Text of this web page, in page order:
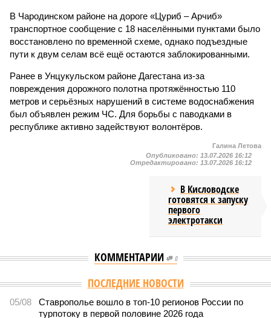
В Чародинском районе на дороге «Цуриб – Арчиб»
транспортное сообщение с 18 населёнными пунктами было
восстановлено по временной схеме, однако подъездные
пути к двум селам всё ещё остаются заблокированными.
Ранее в Унцукульском районе Дагестана из-за
повреждения дорожного полотна протяжённостью 110
метров и серьёзных нарушений в системе водоснабжения
был объявлен режим ЧС. Для борьбы с паводками в
республике активно задействуют волонтёров.
Галина Летова
Опубликовано: 13.07.2026 16:12
Отредактировано: 13.07.2026 16:12
В Кисловодске
готовятся к запуску
первого
электротакси
КОММЕНТАРИИ 0
ПОСЛЕДНИЕ НОВОСТИ
05/08
Ставрополье вошло в топ-10 регионов России по
турпотоку в первой половине 2026 года